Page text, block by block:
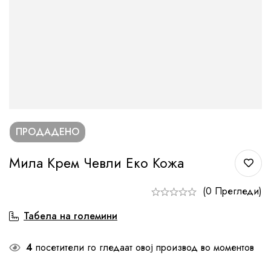
ПРОДАДЕНО
Мила Крем Чевли Еко Кожа
(0 Прегледи)
Табела на големини
4 посетители го гледаат овој производ во моментов